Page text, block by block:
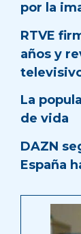
por la
RTVE
años y
La
de vida
DAZN
España